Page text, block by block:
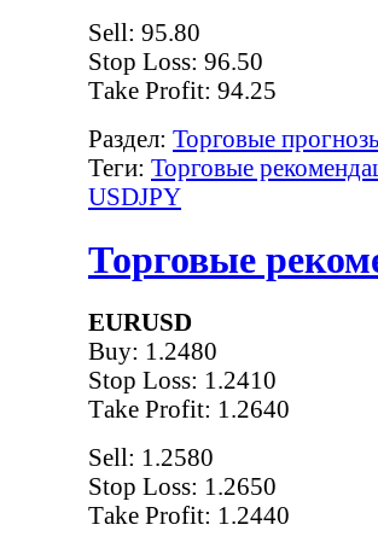
Sell: 95.80
Stop Loss: 96.50
Тake Рrofit: 94.25
Раздел: Торговые
Теги: Торговые
USDJPY
Торговые
EURUSD
Buy: 1.2480
Stop Loss: 1.2410
Тake Рrofit: 1.2640
Sell: 1.2580
Stop Loss: 1.2650
Тake Рrofit: 1.2440